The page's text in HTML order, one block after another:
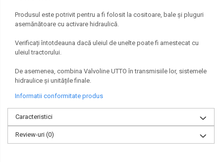
Produsul este potrivit pentru a fi folosit la cositoare, bale și pluguri
asemănătoare cu activare hidraulică.
Verificați întotdeauna dacă uleiul de unelte poate fi amestecat cu
uleiul tractorului.
De asemenea, combina Valvoline UTTO în transmisiile lor, sistemele
hidraulice și unitățile finale.
Informatii conformitate produs
Caracteristici
Review-uri (0)